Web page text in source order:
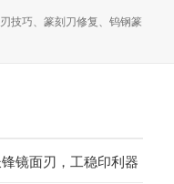
技巧、篆刻刀修复、钨钢篆
镜面刃，工稳印利器